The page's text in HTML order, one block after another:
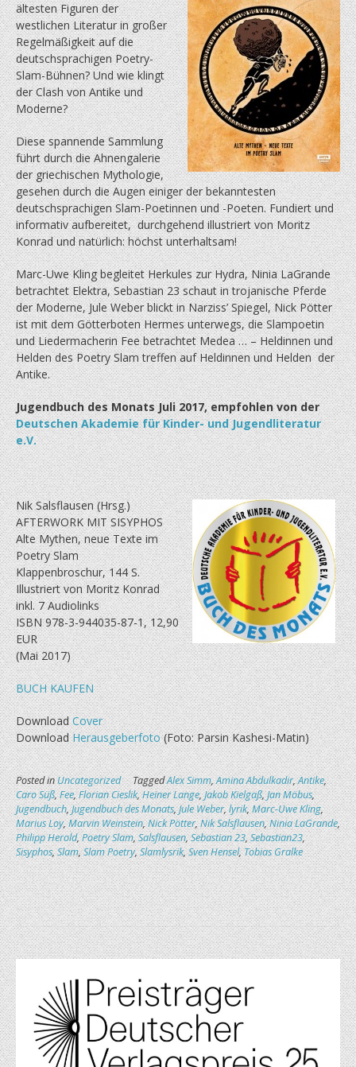
ältesten Figuren der
westlichen Literatur in großer
Regelmäßigkeit auf die
deutschsprachigen Poetry-
Slam-Bühnen? Und wie klingt
der Clash von Antike und
Moderne?
Diese spannende Sammlung
führt durch die Ahnengalerie
der griechischen Mythologie,
gesehen durch die Augen einiger der bekanntesten
deutschsprachigen Slam-Poetinnen und -Poeten. Fundiert und
informativ aufbereitet, durchgehend illustriert von Moritz
Konrad und natürlich: höchst unterhaltsam!
Marc-Uwe Kling begleitet Herkules zur Hydra, Ninia LaGrande
betrachtet Elektra, Sebastian 23 schaut in trojanische Pferde
der Moderne, Jule Weber blickt in Narziss’ Spiegel, Nick Pötter
ist mit dem Götterboten Hermes unterwegs, die Slampoetin
und Liedermacherin Fee betrachtet Medea … – Heldinnen und
Helden des Poetry Slam treffen auf Heldinnen und Helden der
Antike.
Jugendbuch des Monats Juli 2017, empfohlen von der
Deutschen Akademie für Kinder- und Jugendliteratur
e.V.
Nik Salsflausen (Hrsg.)
AFTERWORK MIT SISYPHOS
Alte Mythen, neue Texte im
Poetry Slam
Klappenbroschur, 144 S.
Illustriert von Moritz Konrad
inkl. 7 Audiolinks
ISBN 978-3-944035-87-1, 12,90
EUR
(Mai 2017)
BUCH KAUFEN
DownloadCover
DownloadHerausgeberfoto(Foto: Parsin Kashesi-Matin)
Posted inUncategorized TaggedAlex Simm,Amina Abdulkadir,Antike,
Caro Süß,Fee,Florian Cieslik,Heiner Lange,Jakob Kielgaß,Jan Möbus,
Jugendbuch,Jugendbuch des Monats,Jule Weber,lyrik,Marc-Uwe Kling,
Marius Loy,Marvin Weinstein,Nick Pötter,Nik Salsflausen,Ninia LaGrande,
Philipp Herold,Poetry Slam,Salsflausen,Sebastian 23,Sebastian23,
Sisyphos,Slam,Slam Poetry,Slamlysrik,Sven Hensel,Tobias Gralke